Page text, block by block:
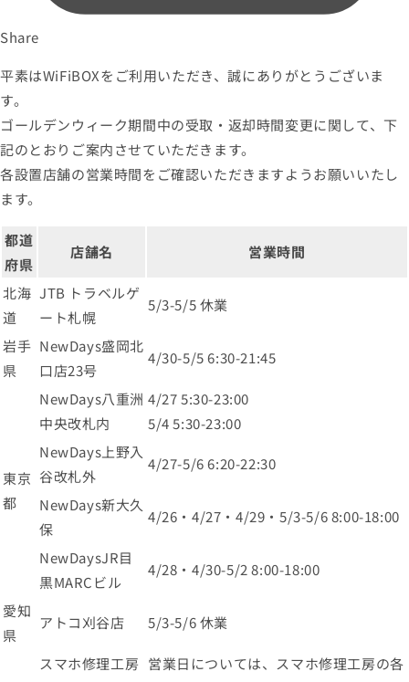
Share
平素はWiFiBOXをご利用いただき、誠にありがとうございま
す。
ゴールデンウィーク期間中の受取・返却時間変更に関して、下
記のとおりご案内させていただきます。
各設置店舗の営業時間をご確認いただきますようお願いいたし
ます。
都道
府県
店舗名 営業時間
北海
道
JTB トラベルゲ
ート札幌
5/3-5/5 休業
岩手
県
NewDays盛岡北
口店23号
4/30-5/5 6:30-21:45
東京
都
NewDays八重洲
中央改札内
4/27 5:30-23:00
5/4 5:30-23:00
NewDays上野入
谷改札外
4/27-5/6 6:20-22:30
NewDays新大久
保
4/26・4/27・4/29・5/3-5/6 8:00-18:00
NewDaysJR目
黒MARCビル
4/28・4/30-5/2 8:00-18:00
愛知
県
アトコ刈谷店 5/3-5/6 休業
スマホ修理工房 営業日については、スマホ修理工房の各